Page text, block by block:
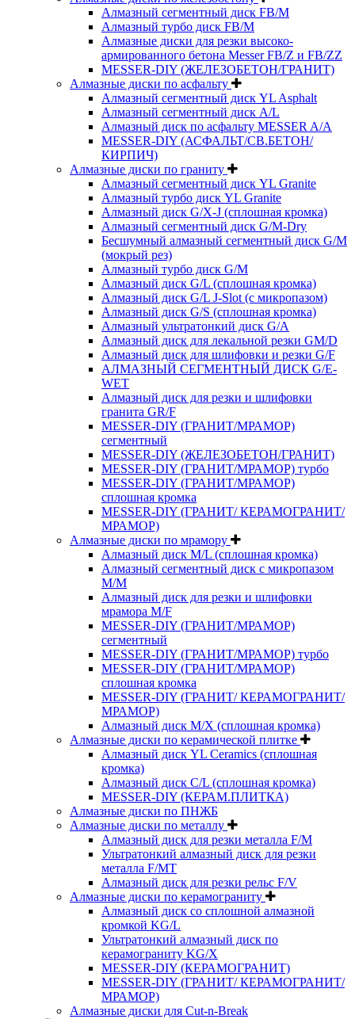
Алмазный сегментный диск FB/M
Алмазный турбо диск FB/M
Алмазные диски для резки высоко-
армированного бетона Messer FB/Z и FB/ZZ
MESSER-DIY (ЖЕЛЕЗОБЕТОН/ГРАНИТ)
Алмазные диски по асфальту
Алмазный сегментный диск YL Asphalt
Алмазный сегментный диск A/L
Алмазный диск по асфальту MESSER A/A
MESSER-DIY (АСФАЛЬТ/СВ.БЕТОН/
КИРПИЧ)
Алмазные диски по граниту
Алмазный сегментный диск YL Granite
Алмазный турбо диск YL Granite
Алмазный диск G/X-J (сплошная кромка)
Алмазный сегментный диск G/M-Dry
Бесшумный алмазный сегментный диск G/M
(мокрый рез)
Алмазный турбо диск G/M
Алмазный диск G/L (сплошная кромка)
Алмазный диск G/L J-Slot (с микропазом)
Алмазный диск G/S (сплошная кромка)
Алмазный ультратонкий диск G/A
Алмазный диск для лекальной резки GM/D
Алмазный диск для шлифовки и резки G/F
АЛМАЗНЫЙ СЕГМЕНТНЫЙ ДИСК G/E-
WET
Алмазный диск для резки и шлифовки
гранита GR/F
MESSER-DIY (ГРАНИТ/МРАМОР)
сегментный
MESSER-DIY (ЖЕЛЕЗОБЕТОН/ГРАНИТ)
MESSER-DIY (ГРАНИТ/МРАМОР) турбо
MESSER-DIY (ГРАНИТ/МРАМОР)
сплошная кромка
MESSER-DIY (ГРАНИТ/ КЕРАМОГРАНИТ/
МРАМОР)
Алмазные диски по мрамору
Алмазный диск M/L (сплошная кромка)
Алмазный сегментный диск с микропазом
M/M
Алмазный диск для резки и шлифовки
мрамора M/F
MESSER-DIY (ГРАНИТ/МРАМОР)
сегментный
MESSER-DIY (ГРАНИТ/МРАМОР) турбо
MESSER-DIY (ГРАНИТ/МРАМОР)
сплошная кромка
MESSER-DIY (ГРАНИТ/ КЕРАМОГРАНИТ/
МРАМОР)
Алмазный диск M/X (сплошная кромка)
Алмазные диски по керамической плитке
Алмазный диск YL Ceramics (сплошная
кромка)
Алмазный диск C/L (сплошная кромка)
MESSER-DIY (КЕРАМ.ПЛИТКА)
Алмазные диски по ПНЖБ
Алмазные диски по металлу
Алмазный диск для резки металла F/M
Ультратонкий алмазный диск для резки
металла F/MT
Алмазный диск для резки рельс F/V
Алмазные диски по керамограниту
Алмазный диск со сплошной алмазной
кромкой KG/L
Ультратонкий алмазный диск по
керамограниту KG/X
MESSER-DIY (КЕРАМОГРАНИТ)
MESSER-DIY (ГРАНИТ/ КЕРАМОГРАНИТ/
МРАМОР)
Алмазные диски для Cut-n-Break